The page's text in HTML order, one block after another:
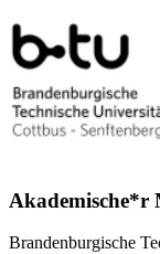
Brandenburgische